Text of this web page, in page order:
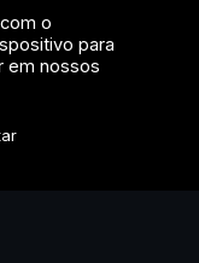
brasileira
ou para
ficará
o
para
em nossos